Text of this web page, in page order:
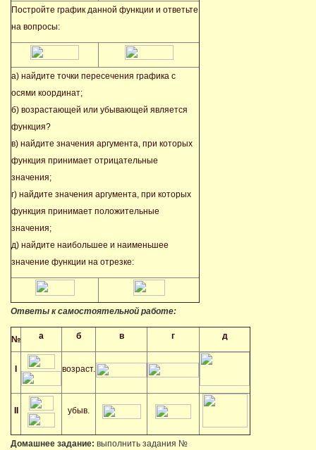
Постройте график данной функции и ответьте
на вопросы:
а) найдите точки пересечения графика с
осями координат;
б) возрастающей или убывающей является
функция?
в) найдите значения аргумента, при которых
функция принимает отрицательные
значения;
г) найдите значения аргумента, при которых
функция принимает положительные
значения;
д) найдите наибольшее и наименьшее
значение функции на отрезке:
Ответы к самостоятельной работе:
№ а б в г д
возраст.
убыв.
Домашнее задание: выполнить задания №